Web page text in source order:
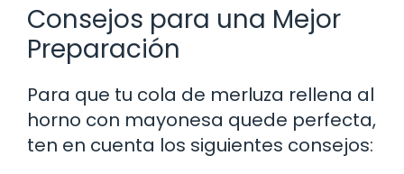
Consejos para una Mejor
Preparación
Para que tu cola de merluza rellena al
horno con mayonesa quede perfecta,
ten en cuenta los siguientes consejos: